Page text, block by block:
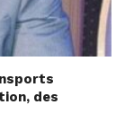
des